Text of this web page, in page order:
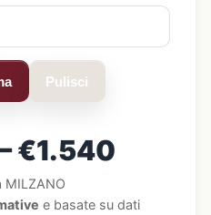
Pulisci
€1.540
MILZANO
e basate su dati